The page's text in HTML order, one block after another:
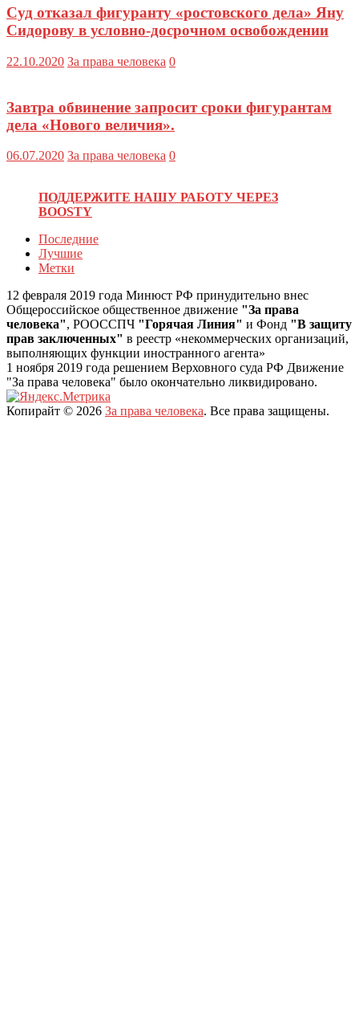
Суд отказал фигуранту «ростовского дела» Яну
Сидорову в условно-досрочном освобождении
22.10.2020 За права человека 0
Завтра обвинение запросит сроки фигурантам
дела «Нового величия».
06.07.2020 За права человека 0
ПОДДЕРЖИТЕ НАШУ РАБОТУ ЧЕРЕЗ
BOOSTY
Последние
Лучшие
Метки
12 февраля 2019 года Минюст РФ принудительно внес
Общероссийское общественное движение "За права
человека", РООССПЧ "Горячая Линия" и Фонд "В защиту
прав заключенных" в реестр «некоммерческих организаций,
выполняющих функции иностранного агента»
1 ноября 2019 года решением Верховного суда РФ Движение
"За права человека" было окончательно ликвидировано.
Копирайт © 2026 За права человека. Все права защищены.